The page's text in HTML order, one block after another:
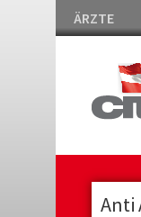
ÄRZTE